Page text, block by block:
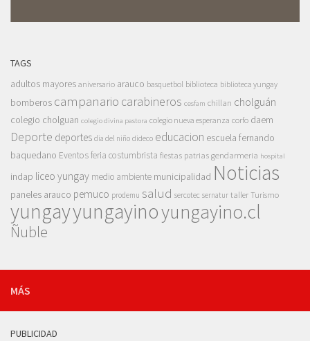
TAGS
adultos mayores aniversario arauco basquetbol biblioteca biblioteca yungay
bomberos campanario carabineros cesfam chillan cholguán
colegio cholguan colegio divina pastora colegio nueva esperanza corfo daem
Deporte deportes dia del niño dideco educacion escuela fernando
baquedano Eventosferia costumbrista fiestas patrias gendarmeria hospital
indap liceo yungay medio ambiente municipalidad Noticias
paneles arauco pemuco prodemu salud sercotec sernatur taller Turismo
yungayyungayinoyungayino.cl
Ñuble
MÁS
PUBLICIDAD